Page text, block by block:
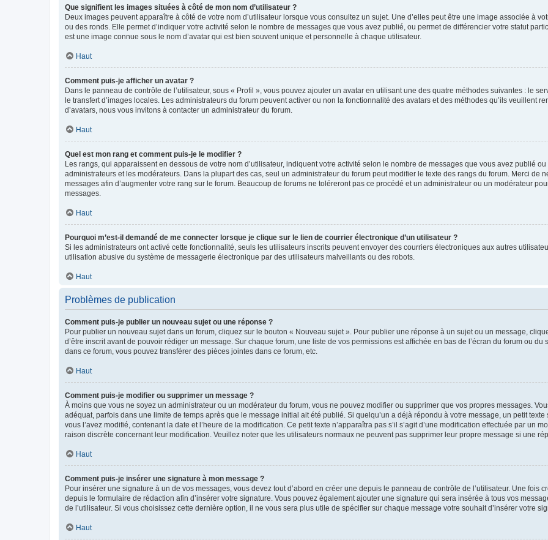
Que signifient les images situées à côté de mon nom d’utilisateur ?
Deux images peuvent apparaître à côté de votre nom d’utilisateur lorsque vous consultez un sujet. Une d’elles peut être une image associée à
ou des ronds. Elle permet d’indiquer votre activité selon le nombre de messages que vous avez publié, ou permet de différencier votre statut
est une image connue sous le nom d’avatar qui est bien souvent unique et personnelle à chaque utilisateur.
Haut
Comment puis-je afficher un avatar ?
Dans le panneau de contrôle de l’utilisateur, sous « Profil », vous pouvez ajouter un avatar en utilisant une des quatre méthodes suivantes : le
le transfert d’images locales. Les administrateurs du forum peuvent activer ou non la fonctionnalité des avatars et des méthodes qu’ils veuillent
d’avatars, nous vous invitons à contacter un administrateur du forum.
Haut
Quel est mon rang et comment puis-je le modifier ?
Les rangs, qui apparaissent en dessous de votre nom d’utilisateur, indiquent votre activité selon le nombre de messages que vous avez publié
administrateurs et les modérateurs. Dans la plupart des cas, seul un administrateur du forum peut modifier le texte des rangs du forum. Merci de
messages afin d’augmenter votre rang sur le forum. Beaucoup de forums ne toléreront pas ce procédé et un administrateur ou un modérateur
messages.
Haut
Pourquoi m’est-il demandé de me connecter lorsque je clique sur le lien de courrier électronique d’un utilisateur ?
Si les administrateurs ont activé cette fonctionnalité, seuls les utilisateurs inscrits peuvent envoyer des courriers électroniques aux autres
utilisation abusive du système de messagerie électronique par des utilisateurs malveillants ou des robots.
Haut
Problèmes de publication
Comment puis-je publier un nouveau sujet ou une réponse ?
Pour publier un nouveau sujet dans un forum, cliquez sur le bouton « Nouveau sujet ». Pour publier une réponse à un sujet ou un message,
d’être inscrit avant de pouvoir rédiger un message. Sur chaque forum, une liste de vos permissions est affichée en bas de l’écran du forum ou
dans ce forum, vous pouvez transférer des pièces jointes dans ce forum, etc.
Haut
Comment puis-je modifier ou supprimer un message ?
À moins que vous ne soyez un administrateur ou un modérateur du forum, vous ne pouvez modifier ou supprimer que vos propres messages.
adéquat, parfois dans une limite de temps après que le message initial ait été publié. Si quelqu’un a déjà répondu à votre message, un petit
vous l’avez modifié, contenant la date et l’heure de la modification. Ce petit texte n’apparaîtra pas s’il s’agit d’une modification effectuée par un
raison discrète concernant leur modification. Veuillez noter que les utilisateurs normaux ne peuvent pas supprimer leur propre message si une
Haut
Comment puis-je insérer une signature à mon message ?
Pour insérer une signature à un de vos messages, vous devez tout d’abord en créer une depuis le panneau de contrôle de l’utilisateur. Une fois
depuis le formulaire de rédaction afin d’insérer votre signature. Vous pouvez également ajouter une signature qui sera insérée à tous vos
de l’utilisateur. Si vous choisissez cette dernière option, il ne vous sera plus utile de spécifier sur chaque message votre souhait d’insérer votre
Haut